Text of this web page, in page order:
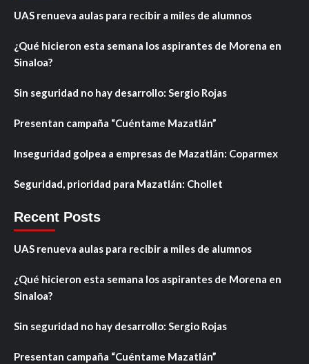
UAS renueva aulas para recibir a miles de alumnos
¿Qué hicieron esta semana los aspirantes de Morena en
Sinaloa?
Sin seguridad no hay desarrollo: Sergio Rojas
Presentan campaña “Cuéntame Mazatlán”
Inseguridad golpea a empresas de Mazatlán: Coparmex
Seguridad, prioridad para Mazatlán: Chollet
Recent Posts
UAS renueva aulas para recibir a miles de alumnos
¿Qué hicieron esta semana los aspirantes de Morena en
Sinaloa?
Sin seguridad no hay desarrollo: Sergio Rojas
Presentan campaña “Cuéntame Mazatlán”